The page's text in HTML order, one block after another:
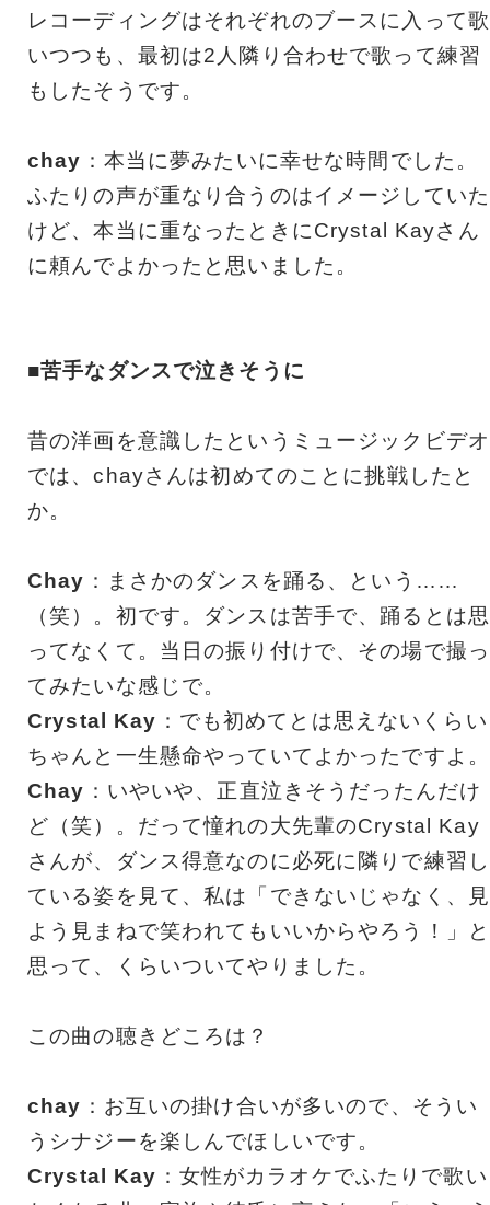
レコーディングはそれぞれのブースに入って歌
いつつも、最初は2人隣り合わせで歌って練習
もしたそうです。
chay ：本当に夢みたいに幸せな時間でした。
ふたりの声が重なり合うのはイメージしていた
けど、本当に重なったときにCrystal Kayさん
に頼んでよかったと思いました。
■苦手なダンスで泣きそうに
昔の洋画を意識したというミュージックビデオ
では、chayさんは初めてのことに挑戦したと
か。
Chay ：まさかのダンスを踊る、という……
（笑）。初です。ダンスは苦手で、踊るとは思
ってなくて。当日の振り付けで、その場で撮っ
てみたいな感じで。
Crystal Kay ：でも初めてとは思えないくらい
ちゃんと一生懸命やっていてよかったですよ。
Chay ：いやいや、正直泣きそうだったんだけ
ど（笑）。だって憧れの大先輩のCrystal Kay
さんが、ダンス得意なのに必死に隣りで練習し
ている姿を見て、私は「できないじゃなく、見
よう見まねで笑われてもいいからやろう！」と
思って、くらいついてやりました。
この曲の聴きどころは？
chay ：お互いの掛け合いが多いので、そうい
うシナジーを楽しんでほしいです。
Crystal Kay ：女性がカラオケでふたりで歌い